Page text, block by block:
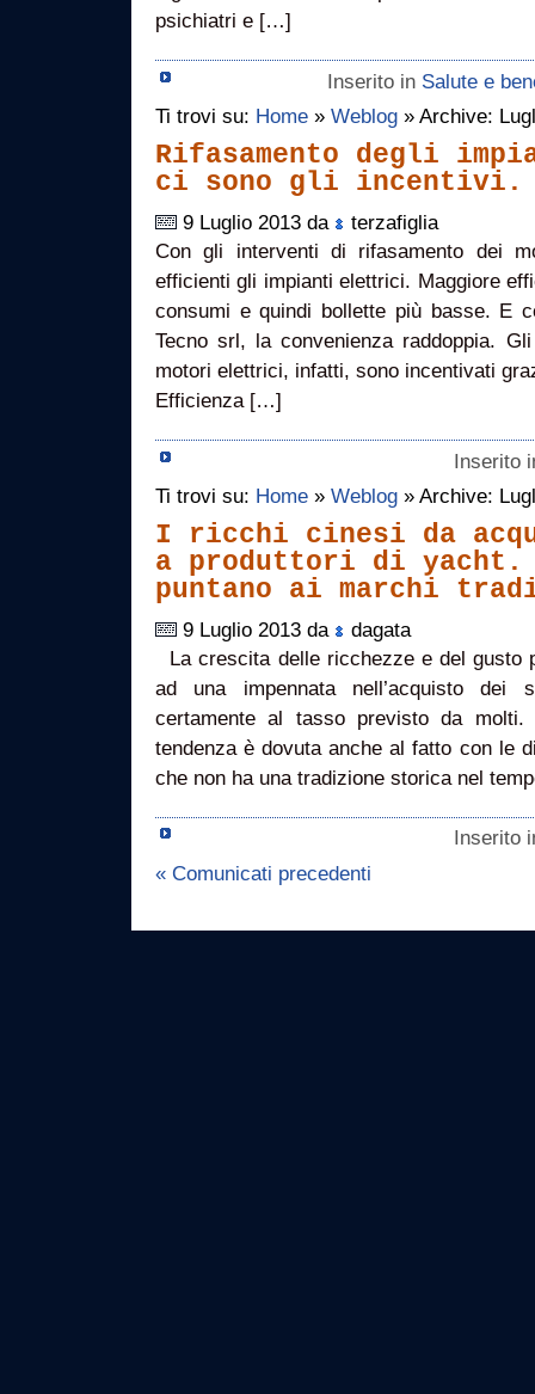
psichiatri e […]
Inserito in Salute e
Ti trovi su: Home » Weblog » Archive:
Rifasamento degli
ci sono gli incentivi.
9 Luglio 2013 da
terzafiglia
Con gli interventi di rifasamento dei
efficienti gli impianti elettrici. Maggiore
consumi e quindi bollette più basse. E
Tecno srl, la convenienza raddoppia.
motori elettrici, infatti, sono incentivati
Efficienza […]
Inserito
Ti trovi su: Home » Weblog » Archive:
I ricchi cinesi da
a produttori di yacht.
puntano ai marchi
9 Luglio 2013 da
dagata
La crescita delle ricchezze e del gusto
ad una impennata nell’acquisto dei
certamente al tasso previsto da molti.
tendenza è dovuta anche al fatto con le
che non ha una tradizione storica nel
Inserito
« Comunicati precedenti